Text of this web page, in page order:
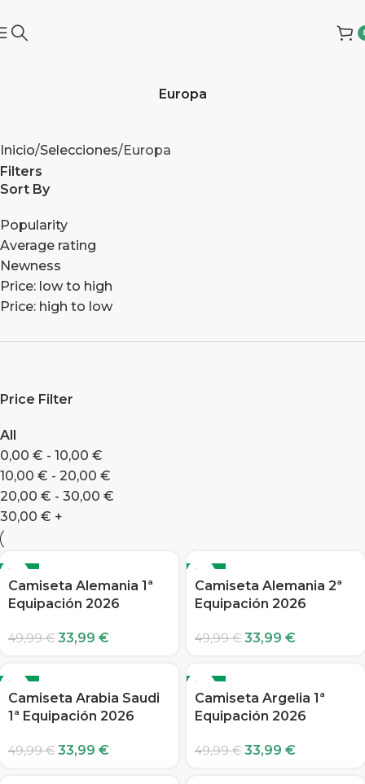
Europa
Inicio Selecciones Europa
Filters
Sort By
Popularity
Average rating
Newness
Price: low to high
Price: high to low
Price Filter
All
0,00 € - 10,00 €
10,00 € - 20,00 €
20,00 € - 30,00 €
30,00 € +
-32%
Camiseta Alemania 1ª
Equipación 2026
49,99€ 33,99 €
-32%
Camiseta Alemania 2ª
Equipación 2026
49,99€ 33,99 €
-32%
Camiseta Arabia Saudi
1ª Equipación 2026
49,99€ 33,99 €
-32%
Camiseta Argelia 1ª
Equipación 2026
49,99€ 33,99 €